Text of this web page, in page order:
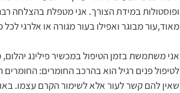
ופוסטולות במידת הצורך. אני מטפלת בהצלחה
מאוד,עור מבוגר ואפילו בעור מגורה או אלרגי
אני משתמשת בזמן הטיפול במכשיר פילינג יהלום,
לטיפול פנים רגיל הוא בהרכב החומרים:
שאין להם קשר לעור אלא לשימור הקרם עצמו.